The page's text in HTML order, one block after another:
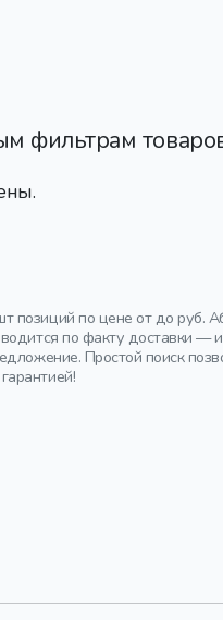
фильтрам
позиций по цене от до руб.
по факту доставки —
Простой поиск